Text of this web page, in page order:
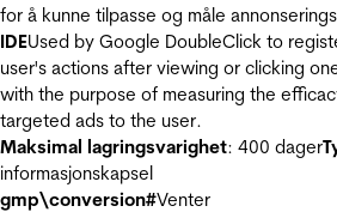
for å kunne tilpasse og måle
IDEUsed by Google DoubleClick to
user's actions after viewing or clicking
with the purpose of measuring the
targeted ads to the user.
Maksimal lagringsvarighet: 400 dager
informasjonskapsel
gmp\conversion#Venter